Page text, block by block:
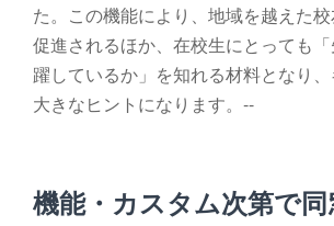
た。この機能により、地域を越えた
促進されるほか、在校生にとっても
躍しているか」を知れる材料となり
大きなヒントになります。--
機能・カスタム次第で